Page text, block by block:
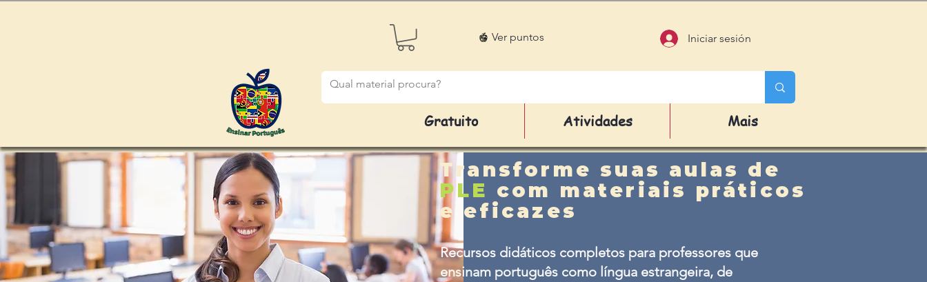
Ver puntos Iniciar sesión
Gratuito Atividades Mais
Transforme suas aulas de
PLE com materiais práticos
e eficazes
Recursos didáticos completos para professores que
ensinam português como língua estrangeira, de